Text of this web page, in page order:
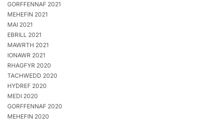
GORFFENNAF 2021
MEHEFIN 2021
MAI 2021
EBRILL 2021
MAWRTH 2021
IONAWR 2021
RHAGFYR 2020
TACHWEDD 2020
HYDREF 2020
MEDI 2020
GORFFENNAF 2020
MEHEFIN 2020